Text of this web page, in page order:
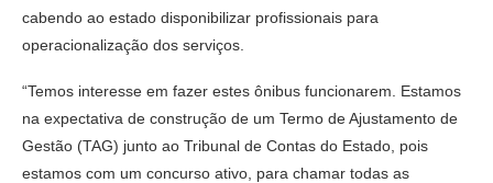
cabendo ao estado disponibilizar profissionais para
operacionalização dos serviços.
“Temos interesse em fazer estes ônibus funcionarem. Estamos
na expectativa de construção de um Termo de Ajustamento de
Gestão (TAG) junto ao Tribunal de Contas do Estado, pois
estamos com um concurso ativo, para chamar todas as